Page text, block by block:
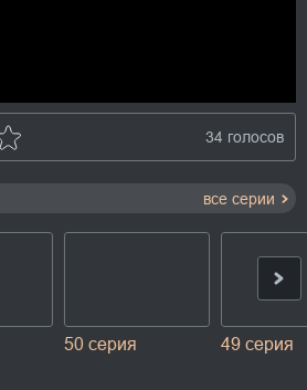
34 голосов
все серии
49 серия 48 серия